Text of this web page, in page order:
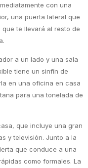
con una
una puerta lateral que
te llevará al resto de
a un lado y una sala
tiene un sinfín de
en una oficina en casa
para una tonelada de
que incluye una gran
y televisión. Junto a la
que conduce a una
como formales. La